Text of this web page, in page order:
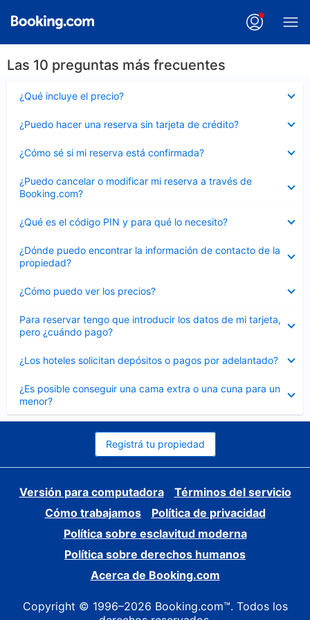
Las 10 preguntas más frecuentes
¿Qué incluye el precio?
cerrado
¿Puedo hacer una reserva sin tarjeta de crédito?
cerrado
¿Cómo sé si mi reserva está confirmada?
cerrado
¿Puedo cancelar o modificar mi reserva a través de
Booking.com?
cerrado
¿Qué es el código PIN y para qué lo necesito?
cerrado
¿Dónde puedo encontrar la información de contacto de la
propiedad?
cerrado
¿Cómo puedo ver los precios?
cerrado
Para reservar tengo que introducir los datos de mi tarjeta,
pero ¿cuándo pago?
cerrado
¿Los hoteles solicitan depósitos o pagos por adelantado?
cerrado
¿Es posible conseguir una cama extra o una cuna para un
menor?
cerrado
Registrá tu propiedad
Versión para computadora
Términos del servicio
Cómo trabajamos
Política de privacidad
Política sobre esclavitud moderna
Política sobre derechos humanos
Acerca de Booking.com
Copyright © 1996–2026 Booking.com™. Todos los